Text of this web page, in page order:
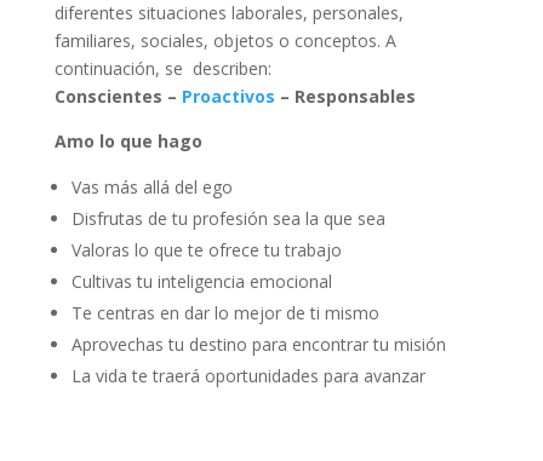
diferentes situaciones laborales, personales,
familiares, sociales, objetos o conceptos. A
continuación, se describen:
Conscientes – Proactivos – Responsables
Amo lo que hago
Vas más allá del ego
Disfrutas de tu profesión sea la que sea
Valoras lo que te ofrece tu trabajo
Cultivas tu inteligencia emocional
Te centras en dar lo mejor de ti mismo
Aprovechas tu destino para encontrar tu misión
La vida te traerá oportunidades para avanzar